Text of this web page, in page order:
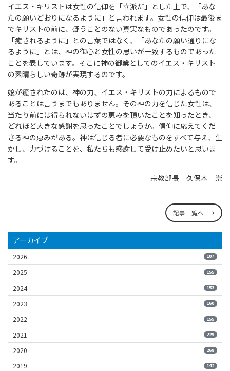
イエス・キリストは女性の信仰を「立派だ」とした上で、「あな
たの願いどおりになるように」と言われます。女性の信仰は最後ま
でキリストの前に、疑うことのない真実なものであったのです。
「癒されるように」との言葉ではなく、「あなたの願い通りにな
るように」とは、神の御心と女性の思いが一致するものであった
ことを表しています。そこに神の御業としてのイエス・キリスト
の素晴らしい奇跡が実現するのです。
娘が癒されたのは、神の力、イエス・キリストの力によるもので
あることは言うまでもありません。その神の力を信じた女性は、
当たり前には得られないはずの恵みを頂いたことを知ったとき、
どれほど大きな感謝を思ったことでしょうか。信仰に応えてくだ
さる神の恵みがある。神は信じる者に必要なものをすべて与え、生
かし、力づけることを、私たちも感謝して受け止めたいと思いま
す。
宗教部長 久保木 崇
記事一覧へ
アーカイブ
2026 107
2025 155
2024 153
2023 160
2022 155
2021 229
2020 268
2019 142